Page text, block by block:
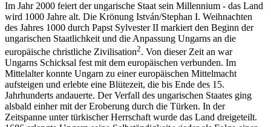
Im Jahr 2000 feiert der ungarische Staat sein Millennium - das Land
wird 1000 Jahre alt. Die Krönung István/Stephan I. Weihnachten
des Jahres 1000 durch Papst Sylvester II markiert den Beginn der
ungarischen Staatlichkeit und die Anpassung Ungarns an die
europäische christliche Zivilisation2. Von dieser Zeit an war
Ungarns Schicksal fest mit dem europäischen verbunden. Im
Mittelalter konnte Ungarn zu einer europäischen Mittelmacht
aufsteigen und erlebte eine Blütezeit, die bis Ende des 15.
Jahrhunderts andauerte. Der Verfall des ungarischen Staates ging
alsbald einher mit der Eroberung durch die Türken. In der
Zeitspanne unter türkischer Herrschaft wurde das Land dreigeteilt.